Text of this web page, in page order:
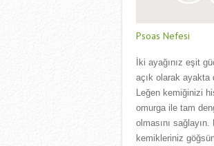
Psoas Nefesi
İki ayağınız eşit
açık olarak ayakta
Leğen kemiğinizi
omurga ile tam
olmasını sağlayın.
kemikleriniz